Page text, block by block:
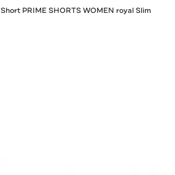
Short PRIME SHORTS WOMEN royal Slim